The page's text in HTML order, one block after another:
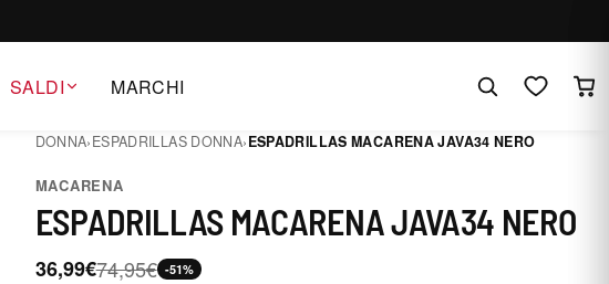
SALDI MARCHI
DONNA›ESPADRILLAS DONNA›ESPADRILLAS MACARENA JAVA34 NERO
MACARENA
ESPADRILLAS MACARENA JAVA34 NERO
36,99€74,95€ -51%